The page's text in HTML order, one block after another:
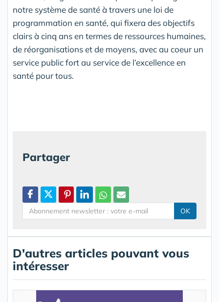
notre système de santé à travers une loi de
programmation en santé, qui fixera des objectifs
clairs à cinq ans en termes de ressources humaines,
de réorganisations et de moyens, avec au coeur un
service public fort au service de l’excellence en
santé pour tous.
Partager
OK
D'autres articles pouvant vous
intéresser